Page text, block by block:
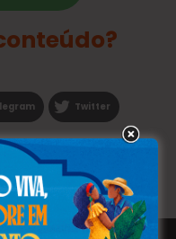
Twitter